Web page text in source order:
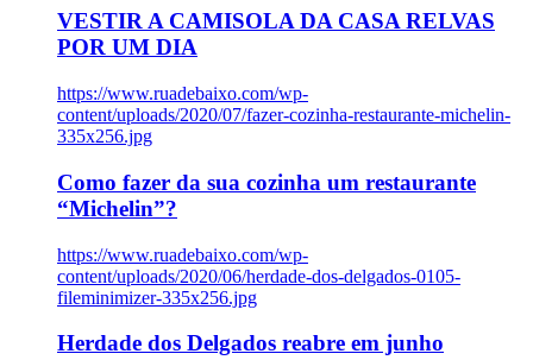
VESTIR A CAMISOLA DA CASA RELVAS
POR UM DIA
https://www.ruadebaixo.com/wp-
content/uploads/2020/07/fazer-cozinha-restaurante-michelin-
335x256.jpg
Como fazer da sua cozinha um restaurante
“Michelin”?
https://www.ruadebaixo.com/wp-
content/uploads/2020/06/herdade-dos-delgados-0105-
fileminimizer-335x256.jpg
Herdade dos Delgados reabre em junho